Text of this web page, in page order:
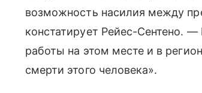
возможность насилия между
констатирует Рейес-Сентено.
работы на этом месте и в
смерти этого человека».